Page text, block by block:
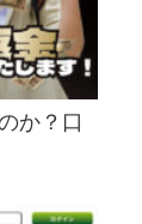
か？口